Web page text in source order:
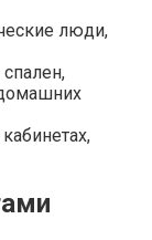
люди,